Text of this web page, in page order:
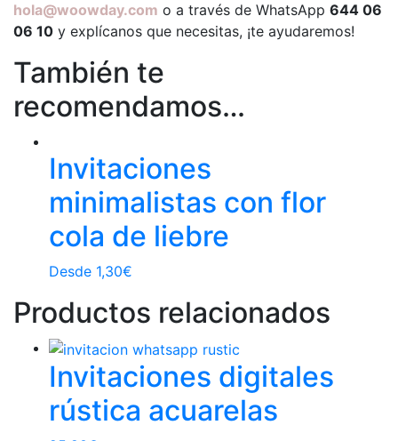
hola@woowday.com o a través de WhatsApp 644 06
06 10 y explícanos que necesitas, ¡te ayudaremos!
También te
recomendamos…
Invitaciones
minimalistas con flor
cola de liebre
Desde 1,30€
Productos relacionados
Invitaciones digitales
rústica acuarelas